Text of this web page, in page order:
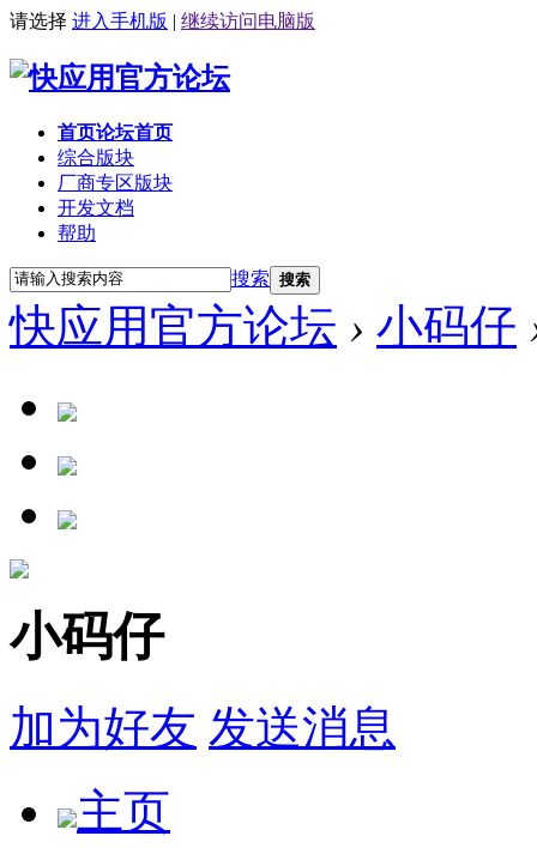
请选择 进入手机版 | 继续访问电脑版
首页论坛首页
综合版块
厂商专区版块
开发文档
帮助
搜索 搜索
快应用官方论坛 › 小码仔
小码仔
加为好友 发送消息
主页